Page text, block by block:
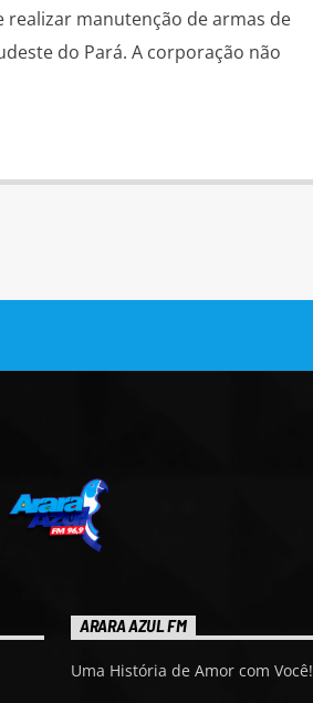
manutenção de armas de
do Pará. A corporação não
ARARA AZUL FM
Uma História de Amor com Você!